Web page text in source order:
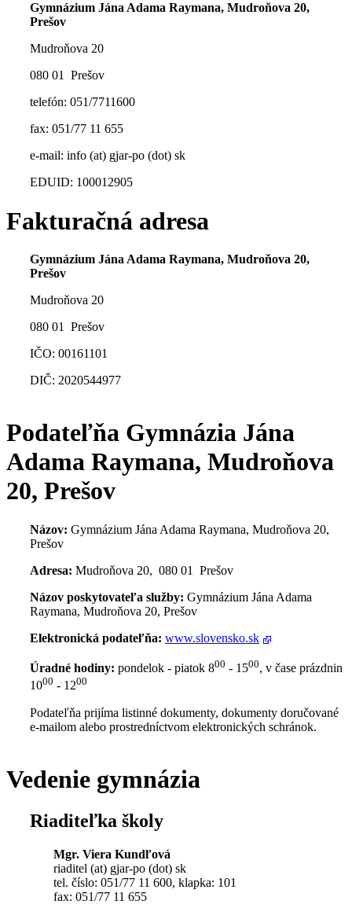
Gymnázium Jána Adama Raymana, Mudroňova 20,
Prešov
Mudroňova 20
080 01 Prešov
telefón: 051/7711600
fax: 051/77 11 655
e-mail: info (at) gjar-po (dot) sk
EDUID: 100012905
Fakturačná adresa
Gymnázium Jána Adama Raymana, Mudroňova 20,
Prešov
Mudroňova 20
080 01 Prešov
IČO: 00161101
DIČ: 2020544977
Podateľňa Gymnázia Jána
Adama Raymana, Mudroňova
20, Prešov
Názov: Gymnázium Jána Adama Raymana, Mudroňova 20,
Prešov
Adresa: Mudroňova 20, 080 01 Prešov
Názov poskytovateľa služby: Gymnázium Jána Adama
Raymana, Mudroňova 20, Prešov
Elektronická podateľňa: www.slovensko.sk
Úradné hodiny: pondelok - piatok 800 - 1500, v čase prázdnin
1000 - 1200
Podateľňa prijíma listinné dokumenty, dokumenty doručované
e-mailom alebo prostredníctvom elektronických schránok.
Vedenie gymnázia
Riaditeľka školy
Mgr. Viera Kundľová
riaditel (at) gjar-po (dot) sk
tel. číslo: 051/77 11 600, klapka: 101
fax: 051/77 11 655